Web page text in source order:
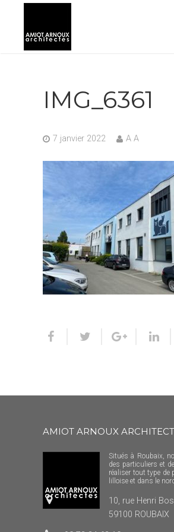
IMG_6361
7 janvier 2022 A A
AMIOT ARNOUX
Situés à Roubaix,
des particuliers et
réaliser tout type de
lilloise et dans le
10, rue Henri
59100 ROUBAIX